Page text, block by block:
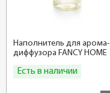
Наполнитель для арома-
диффузора FANCY HOME
Есть в наличии